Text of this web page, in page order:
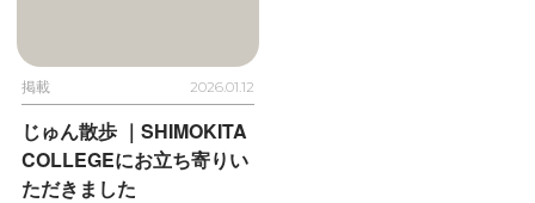
掲載 2026.01.12
じゅん散歩 ｜SHIMOKITA
COLLEGEにお立ち寄りい
ただきました